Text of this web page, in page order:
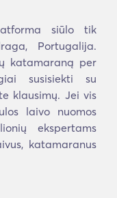
siūlo tik
Portugalija.
katamaraną per
susisiekti su
klausimų. Jei vis
laivo nuomos
ekspertams
katamaranus